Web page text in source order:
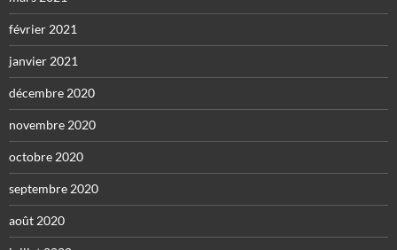
février 2021
janvier 2021
décembre 2020
novembre 2020
octobre 2020
septembre 2020
août 2020